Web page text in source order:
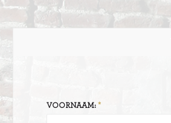
VOORNAAM: